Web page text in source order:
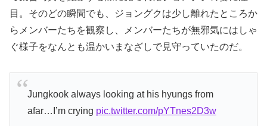
目。そのどの瞬間でも、ジョングクは少し離れたところか
らメンバーたちを観察し、メンバーたちが無邪気にはしゃ
ぐ様子をなんとも温かいまなざしで見守っていたのだ。
Jungkook always looking at his hyungs from
afar…I’m crying pic.twitter.com/pYTnes2D3w